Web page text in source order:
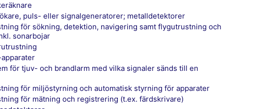
puls- eller signalgeneratorer; metalldetektorer
sonarbojar
apparater
för miljöstyrning och automatisk styrning för apparater
för mätning och registrering (t.ex. färdskrivare)